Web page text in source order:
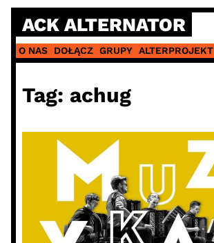
Skip
content
ACK ALTERNATOR
O NAS DOŁĄCZ GRUPY ALTERPROJEKT
Tag: achug